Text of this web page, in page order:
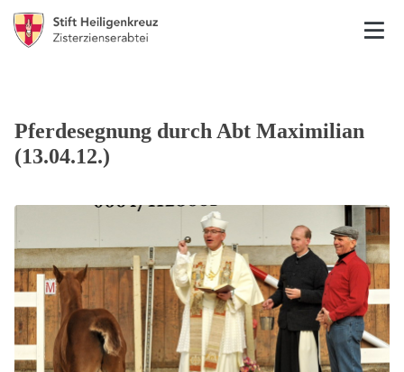
Pferdesegnung durch Abt Maximilian
(13.04.12.)